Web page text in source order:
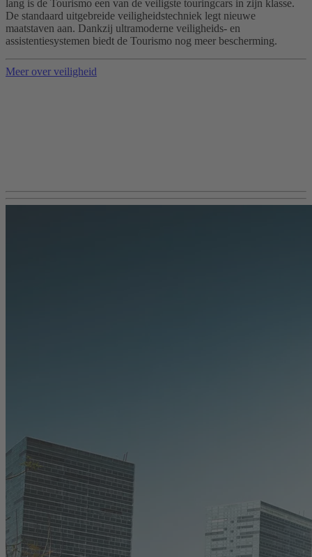
lang is de Tourismo een van de veiligste touringcars in zijn klasse.
De standaard uitgebreide veiligheidstechniek legt nieuwe
maatstaven aan. Dankzij ultramoderne veiligheids- en
assistentiesystemen biedt de Tourismo nog meer bescherming.
Meer over veiligheid